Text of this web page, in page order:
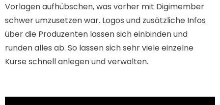
Vorlagen aufhübschen, was vorher mit Digimember
schwer umzusetzen war. Logos und zusätzliche Infos
über die Produzenten lassen sich einbinden und
runden alles ab. So lassen sich sehr viele einzelne
Kurse schnell anlegen und verwalten.